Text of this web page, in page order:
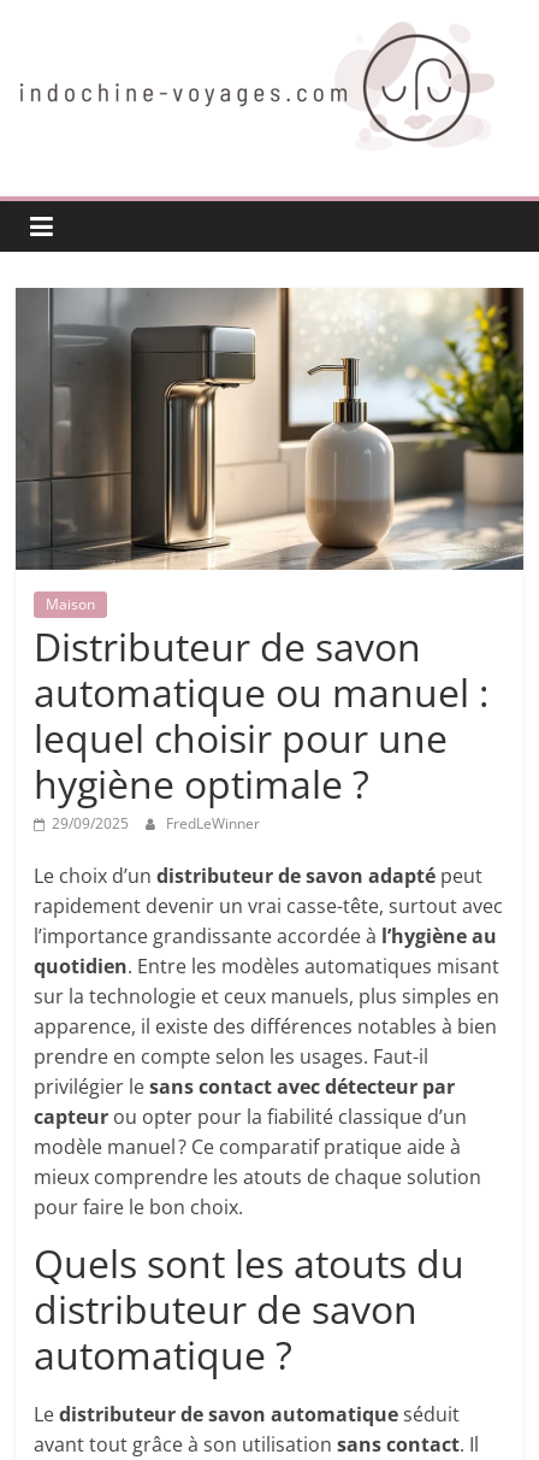
indochine-
voyages.com
Voyager
Maison
Distributeur de savon
automatique ou manuel :
lequel choisir pour une
hygiène optimale ?
29/09/2025 FredLeWinner
Le choix d’undistributeur de savon adapté peut
rapidement devenir un vrai casse-tête, surtout avec
l’importance grandissante accordée à l’hygiène au
quotidien. Entre les modèles automatiques misant
sur la technologie et ceux manuels, plus simples en
apparence, il existe des différences notables à bien
prendre en compte selon les usages. Faut-il
privilégier lesans contact avec détecteur par
capteur ou opter pour la fiabilité classique d’un
modèle manuel ? Ce comparatif pratique aide à
mieux comprendre les atouts de chaque solution
pour faire le bon choix.
Quels sont les atouts du
distributeur de savon
automatique ?
Ledistributeur de savon automatiqueséduit
avant tout grâce à son utilisationsans contact. Il